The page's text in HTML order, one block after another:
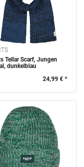
Tellar Scarf, Jungen
dunkelblau
24,99 € *